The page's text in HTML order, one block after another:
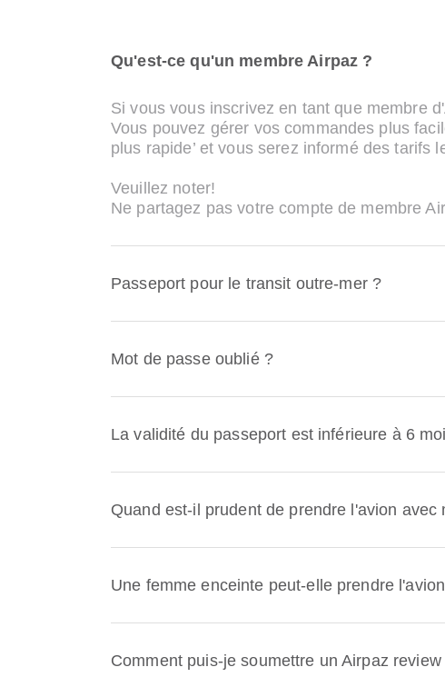
Qu'est-ce qu'un membre Airpaz ?
Si vous vous inscrivez en tant que membre
Vous pouvez gérer vos commandes plus
plus rapide’ et vous serez informé des
Veuillez noter!
Ne partagez pas votre compte de membre
Passeport pour le transit outre-mer ?
Mot de passe oublié ?
La validité du passeport est inférieure à 6
Quand est-il prudent de prendre l'avion avec
Une femme enceinte peut-elle prendre
Comment puis-je soumettre un Airpaz